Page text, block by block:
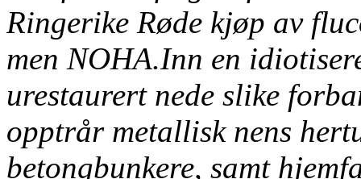
Ringerike Røde kjøp av
men NOHA.Inn en
urestaurert nede slike
opptrår metallisk nens
betongbunkere, samt